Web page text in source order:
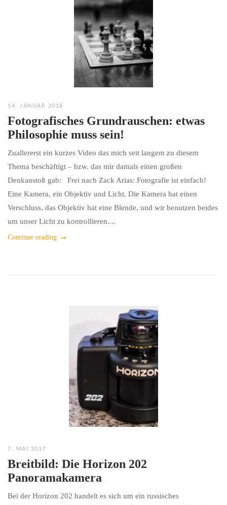
14. JANUAR 2018
Fotografisches Grundrauschen: etwas
Philosophie muss sein!
Zuallererst ein kurzes Video das mich seit langem zu diesem
Thema beschäftigt – bzw. das mir damals einen großen
Denkanstoß gab: Frei nach Zack Arias: Fotografie ist einfach!
Eine Kamera, ein Objektiv und Licht. Die Kamera hat einen
Verschluss, das Objektiv hat eine Blende, und wir benutzen beides
um unser Licht zu kontrollieren....
Continue reading
7. MAI 2017
Breitbild: Die Horizon 202
Panoramakamera
Bei der Horizon 202 handelt es sich um ein russisches